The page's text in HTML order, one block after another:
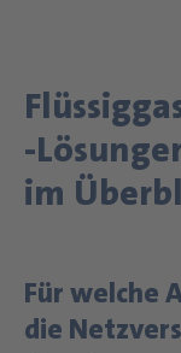
-
im
Für welche
die